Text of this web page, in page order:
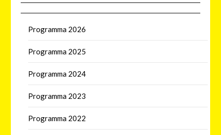
Programma 2026
Programma 2025
Programma 2024
Programma 2023
Programma 2022